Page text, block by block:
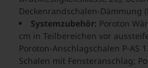
Deckenrandschalen-Dämmung
Systemzubehör: Poroton
cm in Teilbereichen vor
Poroton-Anschlagschalen P-AS
Schalen mit Fensteranschlag;